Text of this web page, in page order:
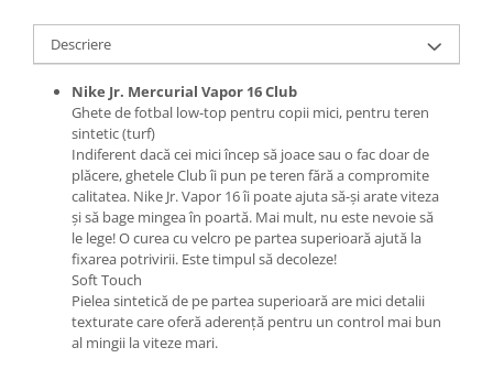
Descriere
Nike Jr. Mercurial Vapor 16 Club
Ghete de fotbal low-top pentru copii mici, pentru teren
sintetic (turf)
Indiferent dacă cei mici încep să joace sau o fac doar de
plăcere, ghetele Club îi pun pe teren fără a compromite
calitatea. Nike Jr. Vapor 16 îi poate ajuta să-și arate viteza
și să bage mingea în poartă. Mai mult, nu este nevoie să
le lege! O curea cu velcro pe partea superioară ajută la
fixarea potrivirii. Este timpul să decoleze!
Soft Touch
Pielea sintetică de pe partea superioară are mici detalii
texturate care oferă aderență pentru un control mai bun
al mingii la viteze mari.